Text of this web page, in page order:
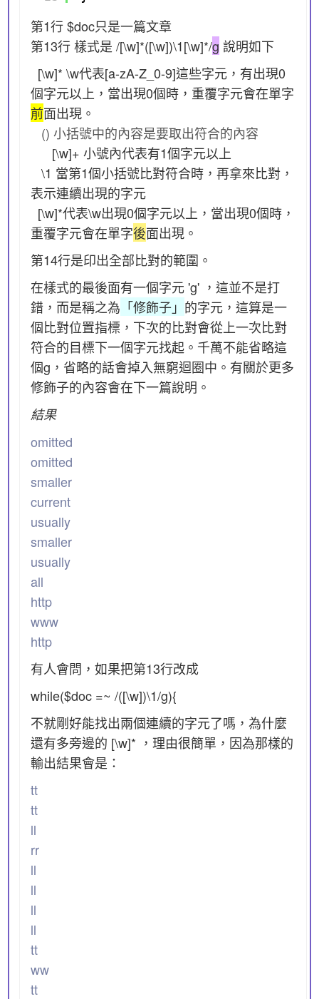
第1行 $doc只是一篇文章
第13行 樣式是 /[\w]*([\w])\1[\w]*/g 說明如下
[\w]* \w代表[a-zA-Z_0-9]這些字元，有出現0
個字元以上，當出現0個時，重覆字元會在單字
前面出現。
() 小括號中的內容是要取出符合的內容
[\w]+ 小號內代表有1個字元以上
\1 當第1個小括號比對符合時，再拿來比對，
表示連續出現的字元
[\w]*代表\w出現0個字元以上，當出現0個時，
重覆字元會在單字後面出現。
第14行是印出全部比對的範圍。
在樣式的最後面有一個字元 'g' ，這並不是打
錯，而是稱之為 「修飾子」 的字元，這算是一
個比對位置指標，下次的比對會從上一次比對
符合的目標下一個字元找起。千萬不能省略這
個g，省略的話會掉入無窮迴圈中。有關於更多
修飾子的內容會在下一篇說明。
結果
omitted
omitted
smaller
current
usually
smaller
usually
all
http
www
http
有人會問，如果把第13行改成
while($doc =~ /([\w])\1/g){
不就剛好能找出兩個連續的字元了嗎，為什麼
還有多旁邊的 [\w]* ，理由很簡單，因為那樣的
輸出結果會是：
tt
tt
ll
rr
ll
ll
ll
ll
tt
ww
tt